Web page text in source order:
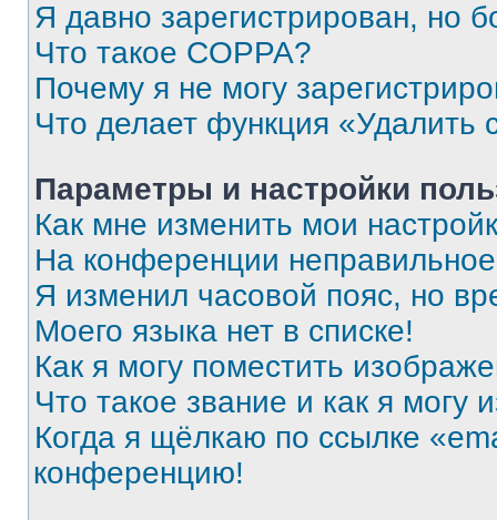
Я давно зарегистрирован, но
Что такое COPPA?
Почему я не могу
Что делает функция «Удалить
Параметры и настройки
Как мне изменить мои
На конференции
Я изменил часовой пояс, но
Моего языка нет в списке!
Как я могу поместить
Что такое звание и как я могу
Когда я щёлкаю по ссылке
конференцию!